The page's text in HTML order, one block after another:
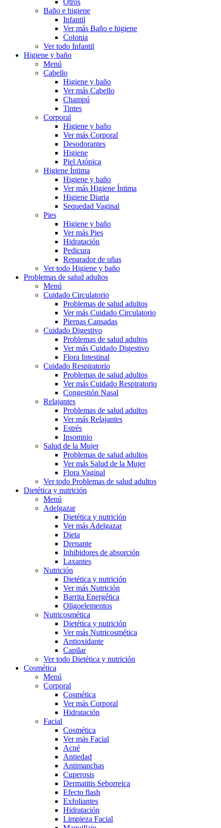
Otros
Baño e higiene
Infantil
Ver más Baño e higiene
Colonia
Ver todo Infantil
Higiene y baño
Menú
Cabello
Higiene y baño
Ver más Cabello
Champú
Tintes
Corporal
Higiene y baño
Ver más Corporal
Desodorantes
Higiene
Piel Atópica
Higiene Íntima
Higiene y baño
Ver más Higiene Íntima
Higiene Diaria
Sequedad Vaginal
Pies
Higiene y baño
Ver más Pies
Hidratación
Pedicura
Reparador de uñas
Ver todo Higiene y baño
Problemas de salud adultos
Menú
Cuidado Circulatorio
Problemas de salud adultos
Ver más Cuidado Circulatorio
Piernas Cansadas
Cuidado Digestivo
Problemas de salud adultos
Ver más Cuidado Digestivo
Flora Intestinal
Cuidado Respiratorio
Problemas de salud adultos
Ver más Cuidado Respiratorio
Congestión Nasal
Relajantes
Problemas de salud adultos
Ver más Relajantes
Estrés
Insomnio
Salud de la Mujer
Problemas de salud adultos
Ver más Salud de la Mujer
Flora Vaginal
Ver todo Problemas de salud adultos
Dietética y nutrición
Menú
Adelgazar
Dietética y nutrición
Ver más Adelgazar
Dieta
Drenante
Inhibidores de absorción
Laxantes
Nutrición
Dietética y nutrición
Ver más Nutrición
Barrita Energética
Oligoelementos
Nutricosmética
Dietética y nutrición
Ver más Nutricosmética
Antioxidante
Capilar
Ver todo Dietética y nutrición
Cosmética
Menú
Corporal
Cosmética
Ver más Corporal
Hidratación
Facial
Cosmética
Ver más Facial
Acné
Antiedad
Antimanchas
Cuperosis
Dermatitis Seborreica
Efecto flash
Exfoliantes
Hidratación
Limpieza Facial